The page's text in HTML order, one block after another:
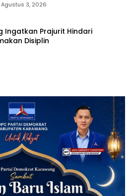
Agustus 3, 2026
Ingatkan Prajurit Hindari
Disiplin